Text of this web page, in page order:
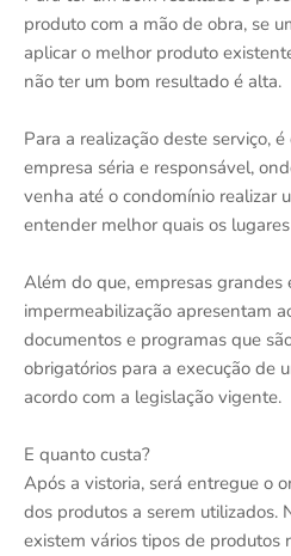
produto com a mão de obra, se
aplicar o melhor produto
não ter um bom resultado é alta.
Para a realização deste serviço,
empresa séria e responsável,
venha até o condomínio realizar
entender melhor quais os
Além do que, empresas grandes
impermeabilização apresentam
documentos e programas que
obrigatórios para a execução de
acordo com a legislação vigente.
E quanto custa?
Após a vistoria, será entregue o
dos produtos a serem utilizados.
existem vários tipos de produtos